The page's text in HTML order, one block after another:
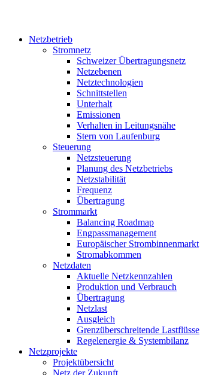
Netzbetrieb
Stromnetz
Schweizer Übertragungsnetz
Netzebenen
Netztechnologien
Schnittstellen
Unterhalt
Emissionen
Verhalten in Leitungsnähe
Stern von Laufenburg
Steuerung
Netzsteuerung
Planung des Netzbetriebs
Netzstabilität
Frequenz
Übertragung
Strommarkt
Balancing Roadmap
Engpassmanagement
Europäischer Strombinnenmarkt
Stromabkommen
Netzdaten
Aktuelle Netzkennzahlen
Produktion und Verbrauch
Übertragung
Netzlast
Ausgleich
Grenzüberschreitende Lastflüsse
Regelenergie & Systembilanz
Netzprojekte
Projektübersicht